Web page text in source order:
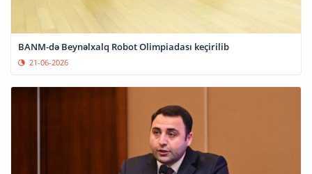
BANM-də Beynəlxalq Robot Olimpiadası keçirilib
21-06-2026